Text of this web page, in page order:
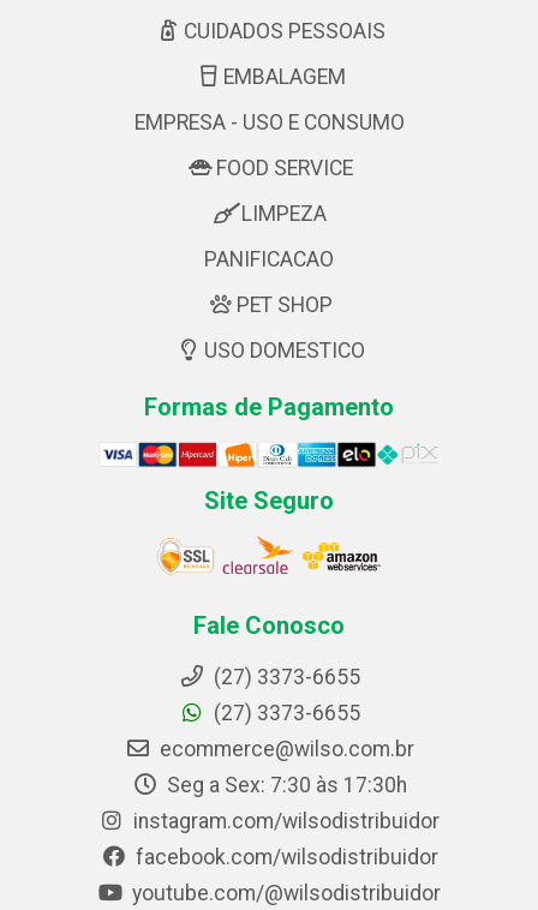
CUIDADOS PESSOAIS
EMBALAGEM
EMPRESA - USO E CONSUMO
FOOD SERVICE
LIMPEZA
PANIFICACAO
PET SHOP
USO DOMESTICO
Formas de Pagamento
Site Seguro
Fale Conosco
(27) 3373-6655
(27) 3373-6655
ecommerce@wilso.com.br
Seg a Sex: 7:30 às 17:30h
instagram.com/wilsodistribuidor
facebook.com/wilsodistribuidor
youtube.com/@wilsodistribuidor